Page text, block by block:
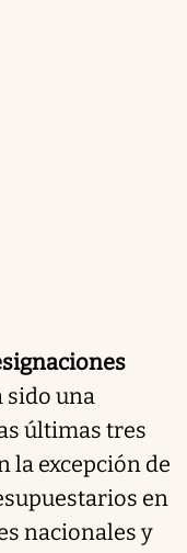
sido una
últimas tres
la excepción de
en
nacionales y